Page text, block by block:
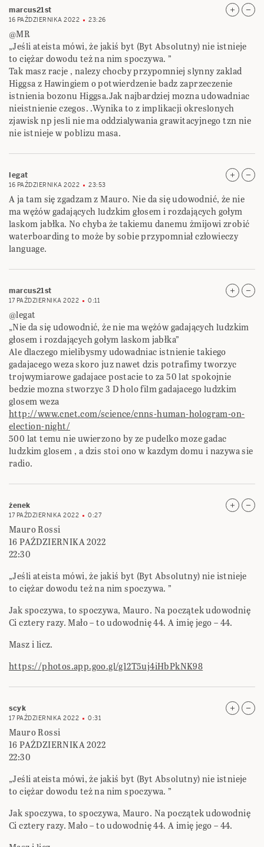
marcus21st
16 PAŹDZIERNIKA 2022 23:26
@MR
„Jeśli ateista mówi, że jakiś byt (Byt Absolutny) nie istnieje
to ciężar dowodu też na nim spoczywa. ”
Tak masz racje , nalezy chocby przypomniej slynny zaklad
Higgsa z Hawingiem o potwierdzenie badz zaprzeczenie
istnienia bozonu Higgsa.Jak najbardziej mozna udowadniac
nieistnienie czegos. .Wynika to z implikacji okreslonych
zjawisk np jesli nie ma oddzialywania grawitacyjnego tzn nie
nie istnieje w poblizu masa.
legat
16 PAŹDZIERNIKA 2022 23:53
A ja tam się zgadzam z Mauro. Nie da się udowodnić, że nie
ma wężów gadających ludzkim głosem i rozdających gołym
laskom jabłka. No chyba że takiemu danemu żmijowi zrobić
waterboarding to może by sobie przypomniał człowieczy
language.
marcus21st
17 PAŹDZIERNIKA 2022 0:11
@legat
„Nie da się udowodnić, że nie ma wężów gadających ludzkim
głosem i rozdających gołym laskom jabłka”
Ale dlaczego mielibysmy udowadniac istnienie takiego
gadajacego weza skoro juz nawet dzis potrafimy tworzyc
trojwymiarowe gadajace postacie to za 50 lat spokojnie
bedzie mozna stworzyc 3 D holo film gadajacego ludzkim
glosem weza
http://www.cnet.com/science/cnns-human-hologram-on-
election-night/
500 lat temu nie uwierzono by ze pudelko moze gadac
ludzkim glosem , a dzis stoi ono w kazdym domu i nazywa sie
radio.
żenek
17 PAŹDZIERNIKA 2022 0:27
Mauro Rossi
16 PAŹDZIERNIKA 2022
22:30
„Jeśli ateista mówi, że jakiś byt (Byt Absolutny) nie istnieje
to ciężar dowodu też na nim spoczywa. ”
Jak spoczywa, to spoczywa, Mauro. Na początek udowodnię
Ci cztery razy. Mało – to udowodnię 44. A imię jego – 44.
Masz i licz.
https://photos.app.goo.gl/g12T5uj4iHbPkNK98
scyk
17 PAŹDZIERNIKA 2022 0:31
Mauro Rossi
16 PAŹDZIERNIKA 2022
22:30
„Jeśli ateista mówi, że jakiś byt (Byt Absolutny) nie istnieje
to ciężar dowodu też na nim spoczywa. ”
Jak spoczywa, to spoczywa, Mauro. Na początek udowodnię
Ci cztery razy. Mało – to udowodnię 44. A imię jego – 44.